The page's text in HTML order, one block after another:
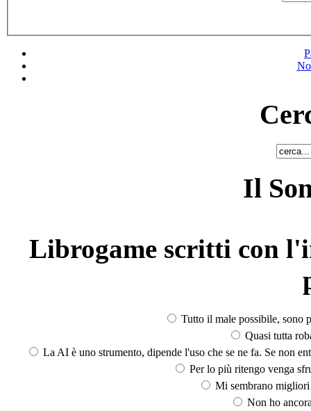
Il
Librogame scritti con
Tutto il male possibile, sono
Quasi tutta
La AI è uno strumento, dipende l'uso che se ne fa. Se non
Per lo più ritengo venga
Mi sembrano
Non ho